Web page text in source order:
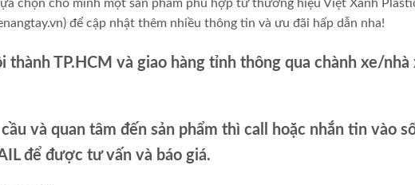
chọn cho mình một sản phẩm phù hợp từ thương hiệu Việt Xanh
để cập nhật thêm nhiều thông tin và ưu đãi hấp dẫn nha!
thành TP.HCM và giao hàng tỉnh thông qua chành xe/nhà
và quan tâm đến sản phẩm thì call hoặc nhắn tin vào
để được tư vấn và báo giá.